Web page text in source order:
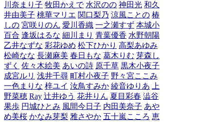
川奈まり子 牧田かえで 水沢のの 神田光 和久
井由美子 桃華マリエ 関口梨乃 涼風ことの 椿
しの 宮咲りのん 愛川香織 一之瀬すず 本城小
百合 逢坂はるな 細川まり 青葉優香 水野朝陽
乙井なずな 彩花ゆめ 松下ひかり 高梨あゆみ
松崎なな 長瀬麻美 春日もな 葛木りむ 芽森し
ずく 佐々木絵美 あいの詩 原千草 黒木小夜子
成宮ルリ 浅井千尋 町村小夜子 野々宮ここみ
一色まりな 梓ユイ 汝鳥すみか 綾音ゆりあ
上
野菜穂 Ray 辻井ゆう 花井りん 夏目彩春 澁谷
果歩 円城ひとみ 風間今日子 内田美奈子 あや
め美桜 かなみ芽梨 雅さやか 五十嵐こころ 恵